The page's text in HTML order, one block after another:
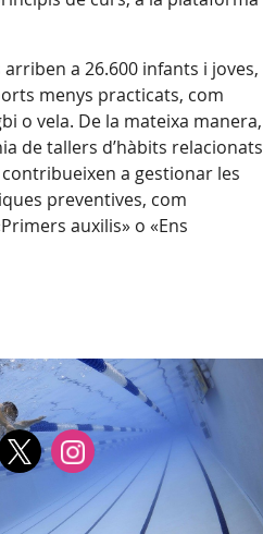
a 26.600 infants i joves,
menys practicats, com
o vela. De la mateixa manera,
de tallers d’hàbits relacionats
a gestionar les
preventives, com
auxilis» o «Ens